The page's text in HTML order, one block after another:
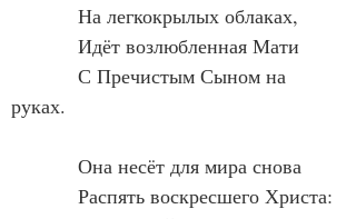
            На легкокрылых облаках,
            Идёт возлюбленная Мати
руках.
            Она несёт для мира снова
            Распять воскресшего Христа: